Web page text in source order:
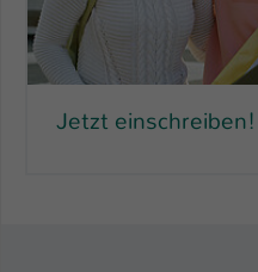
Jetzt einschreiben!
Name be_typo_user
Anbieter